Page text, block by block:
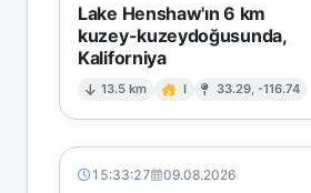
Lake Henshaw'ın 6 km
kuzey-kuzeydoğusunda,
Kaliforniya
13.5 km I 33.29, -116.74
15:33:27 09.08.2026